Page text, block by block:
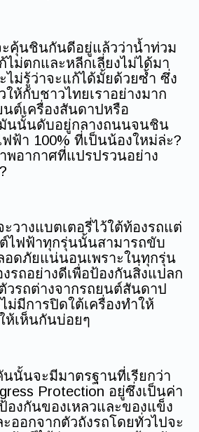
ะคุ้นชินกันดีอยู่แล้วว่าน้ำท่วม
ม่ตกและหลีกเลี่ยงไม่ได้มา
ไม่รู้ว่าจะแก้ได้มั้ยด้วยซ้ำ ซึ่ง
ห้กับชาวไทยเราอย่างมาก
นต์เครื่องสันดาปหรือ
นนั้นดับอยู่กลางถนนจนชิน
ฟ้า 100% ที่เป็นน้องใหม่ล่ะ?
พอากาศที่แปรปรวนอย่าง
วางแบตเตอรี่ไว้ใต้ท้องรถแต่
ไฟฟ้าทุกรุ่นนั้นสามารถขับ
อดภัยแน่นอนเพราะในทุกรุ่น
รถอย่างดีเพื่อป้องกันสิ่งแปลก
วรถต่างจากรถยนต์สันดาป
ม่มีการปิดใต้เครื่องทำให้
ห้เห็นกันบ่อยๆ
นั้นจะมีมาตรฐานที่เรียกว่า
Protection อยู่ซึ่งเป็นค่า
องกันของเหลวและของแข็ง
ออกจากตัวถังรถโดยทั่วไปจะ